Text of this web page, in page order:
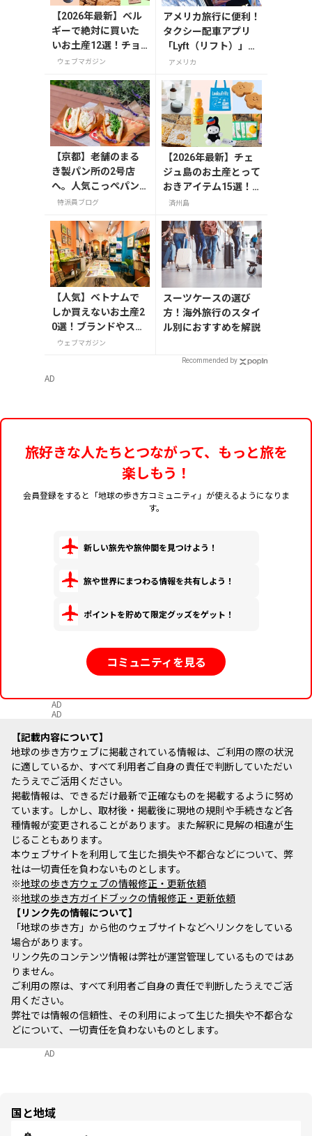
【2026年最新】ベル
ギーで絶対に買いた
いお土産12選！チョ
コレートやビール・
ウェブマガジン
アメリカ旅行に便利！
タクシー配車アプリ
「Lyft（リフト）」の
登録・利用方法
アメリカ
【京都】老舗のまる
き製パン所の2号店
へ。人気こっぺパン
を市役所で味わう
特派員ブログ
【2026年最新】チェ
ジュ島のお土産とって
おきアイテム15選！
お菓子やかわいい雑
済州島
【人気】ベトナムで
しか買えないお土産2
0選！ブランドやスー
パーのお菓子や雑貨
ウェブマガジン
スーツケースの選び
方！海外旅行のスタイ
ル別におすすめを解説
Recommended by
AD
旅好きな人たちとつながって、もっと旅を
楽しもう！
会員登録をすると「地球の歩き方コミュニティ」が使えるようになりま
す。
新しい旅先や旅仲間を見つけよう！
旅や世界にまつわる情報を共有しよう！
ポイントを貯めて限定グッズをゲット！
コミュニティを見る
AD
AD
記載内容について
地球の歩き方ウェブに掲載されている情報は、ご利用の際の状況
に適しているか、すべて利用者ご自身の責任で判断していただい
たうえでご活用ください。
掲載情報は、できるだけ最新で正確なものを掲載するように努め
ています。しかし、取材後・掲載後に現地の規則や手続きなど各
種情報が変更されることがあります。また解釈に見解の相違が生
じることもあります。
本ウェブサイトを利用して生じた損失や不都合などについて、弊
社は一切責任を負わないものとします。
※地球の歩き方ウェブの情報修正・更新依頼
※地球の歩き方ガイドブックの情報修正・更新依頼
リンク先の情報について
「地球の歩き方」から他のウェブサイトなどへリンクをしている
場合があります。
リンク先のコンテンツ情報は弊社が運営管理しているものではあ
りません。
ご利用の際は、すべて利用者ご自身の責任で判断したうえでご活
用ください。
弊社では情報の信頼性、その利用によって生じた損失や不都合な
どについて、一切責任を負わないものとします。
AD
国と地域